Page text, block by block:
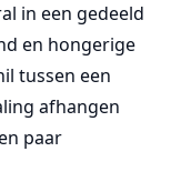
in een gedeeld
en hongerige
tussen een
afhangen
paar